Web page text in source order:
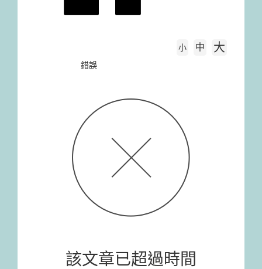
錯誤
小 中 大
該文章已超過時間